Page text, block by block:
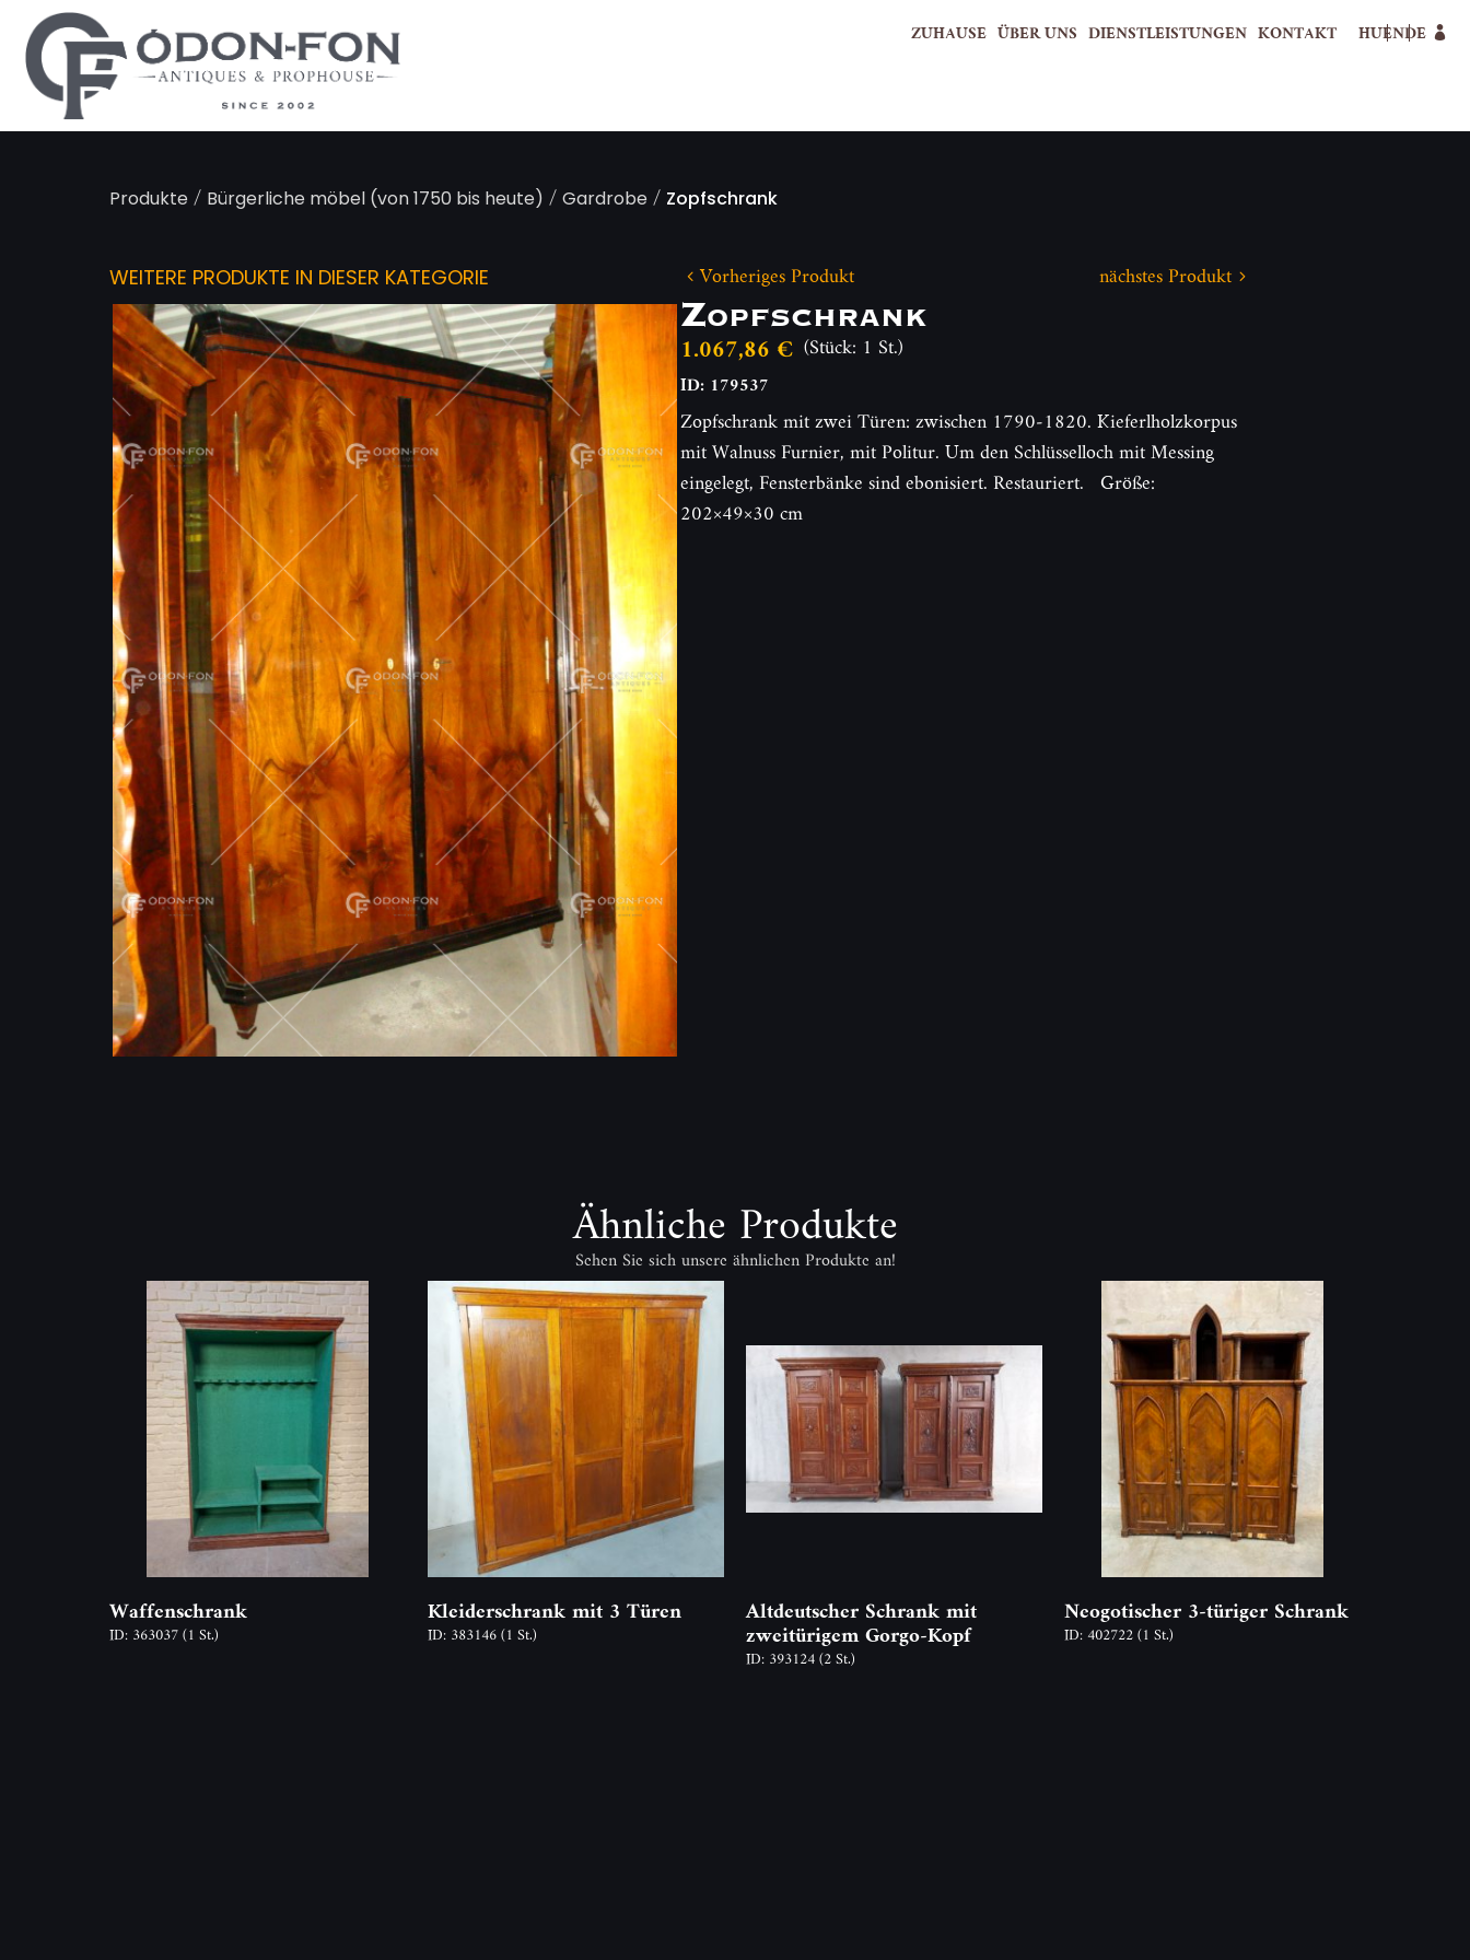
ZUHAUSE ÜBER UNS DIENSTLEISTUNGEN KONTAKT HUENDE
Produkte/ Bürgerliche möbel (von 1750 bis heute) /Gardrobe/ Zopfschrank
WEITERE PRODUKTE IN DIESER KATEGORIE Vorheriges Produkt nächstes Produkt
Zopfschrank
1.067,86 € (Stück: 1 St.)
ID: 179537
Zopfschrank mit zwei Türen: zwischen 1790-1820. Kieferlholzkorpus
mit Walnuss Furnier, mit Politur. Um den Schlüsselloch mit Messing
eingelegt, Fensterbänke sind ebonisiert. Restauriert. Größe:
202×49×30 cm
Ähnliche Produkte
Sehen Sie sich unsere ähnlichen Produkte an!
Waffenschrank
ID: 363037(1 St.)
Kleiderschrank mit 3 Türen
ID: 383146(1 St.)
Altdeutscher Schrank mit
zweitürigem Gorgo-Kopf
ID: 393124(2 St.)
Neogotischer 3-türiger Schrank
ID: 402722(1 St.)
Cookie-Einstellungen